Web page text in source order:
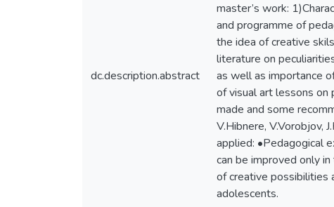
dc.description.abstract
master’s work:
and programme of
the idea of creative
literature on
as well as importance
of visual art lessons
made and some
V.Hibnere, V.Vorobjov,
applied: •Pedagogical
can be improved only
of creative possibilities
adolescents.